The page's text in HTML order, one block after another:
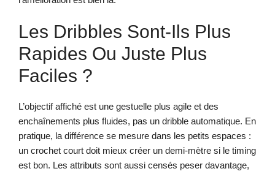
Les Dribbles Sont-Ils Plus
Rapides Ou Juste Plus
Faciles ?
L’objectif affiché est une gestuelle plus agile et des
enchaînements plus fluides, pas un dribble automatique. En
pratique, la différence se mesure dans les petits espaces :
un crochet court doit mieux créer un demi-mètre si le timing
est bon. Les attributs sont aussi censés peser davantage,